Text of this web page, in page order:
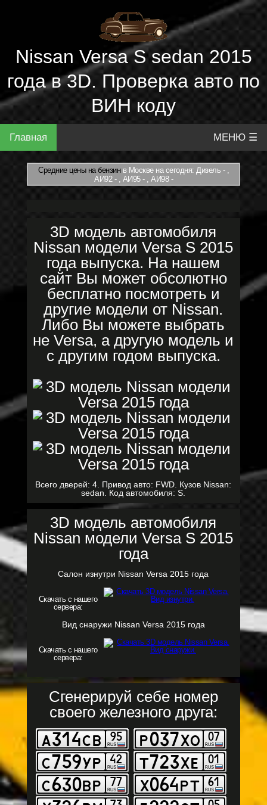
Nissan Versa S sedan 2015
года в 3D. Проверка авто по
ВИН коду
Главная МЕНЮ ☰
Средние цены на бензинв Москве на сегодня: Дизель - ,
АИ92 - , АИ95 - , АИ98 -
3D модель автомобиля
Nissan модели Versa S 2015
года выпуска. На нашем
сайт Вы может обсолютно
бесплатно посмотреть и
другие модели от Nissan.
Либо Вы можете выбрать
не Versa, а другую модель и
с другим годом выпуска.
Всего дверей: 4. Привод авто: FWD. Кузов Nissan:
sedan. Код автомобиля: S.
3D модель автомобиля
Nissan модели Versa S 2015
года
Салон изнутри Nissan Versa 2015 года
Скачать с нашего
сервера:
Вид снаружи Nissan Versa 2015 года
Скачать с нашего
сервера:
Сгенерируй себе номер
своего железного друга: